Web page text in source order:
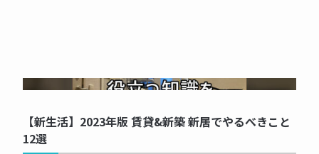
NOW PRINTING...
【新生活】2023年版 賃貸&新築 新居でやるべきこと
12選